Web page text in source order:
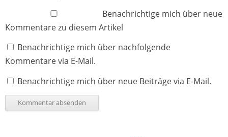
Benachrichtige mich über neue
Kommentare zu diesem Artikel
Benachrichtige mich über nachfolgende
Kommentare via E-Mail.
Benachrichtige mich über neue Beiträge via E-Mail.